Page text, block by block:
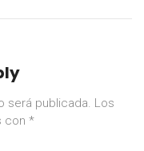
será publicada. Los
con *